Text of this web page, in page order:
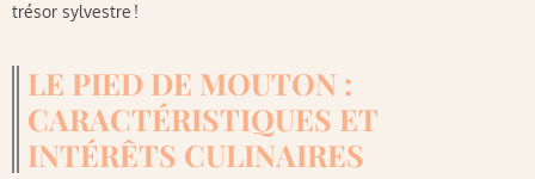
trésor sylvestre !
LE PIED DE MOUTON :
CARACTÉRISTIQUES ET
INTÉRÊTS CULINAIRES